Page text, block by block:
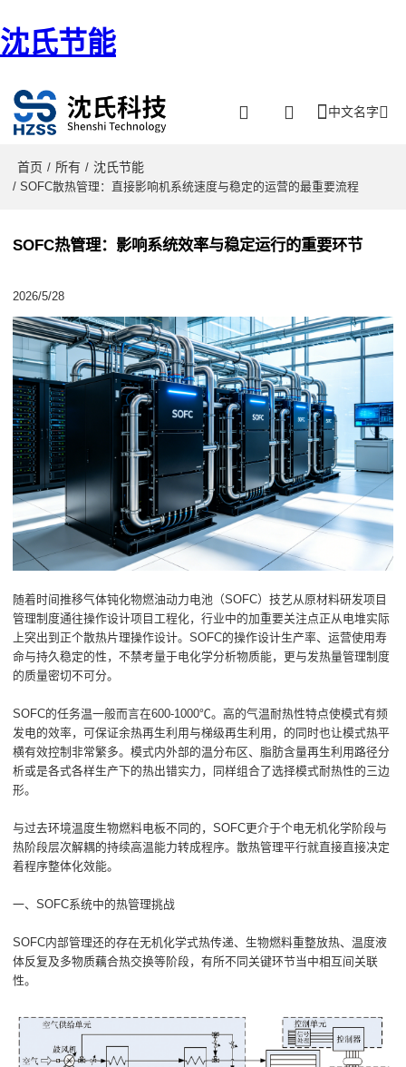
沈氏节能
中文名字
首页 / 所有 / 沈氏节能
/ SOFC散热管理：直接影响机系统速度与稳定的运营的最重要流程
SOFC热管理：影响系统效率与稳定运行的重要环节
2026/5/28
随着时间推移气体钝化物燃油动力电池（SOFC）技艺从原材料研发项目
管理制度通往操作设计项目工程化，行业中的加重要关注点正从电堆实际
上突出到正个散热片理操作设计。SOFC的操作设计生产率、运营使用寿
命与持久稳定的性，不禁考量于电化学分析物质能，更与发热量管理制度
的质量密切不可分。
SOFC的任务温一般而言在600-1000℃。高的气温耐热性特点使模式有频
发电的效率，可保证余热再生利用与梯级再生利用，的同时也让模式热平
横有效控制非常繁多。模式内外部的温分布区、脂肪含量再生利用路径分
析或是各式各样生产下的热出错实力，同样组合了选择模式耐热性的三边
形。
与过去环境温度生物燃料电板不同的，SOFC更介于个电无机化学阶段与
热阶段层次解耦的持续高温能力转成程序。散热管理平行就直接直接决定
着程序整体化效能。
一、SOFC系统中的热管理挑战
SOFC内部管理还的存在无机化学式热传递、生物燃料重整放热、温度液
体反复及多物质藕合热交换等阶段，有所不同关键环节当中相互间关联
性。